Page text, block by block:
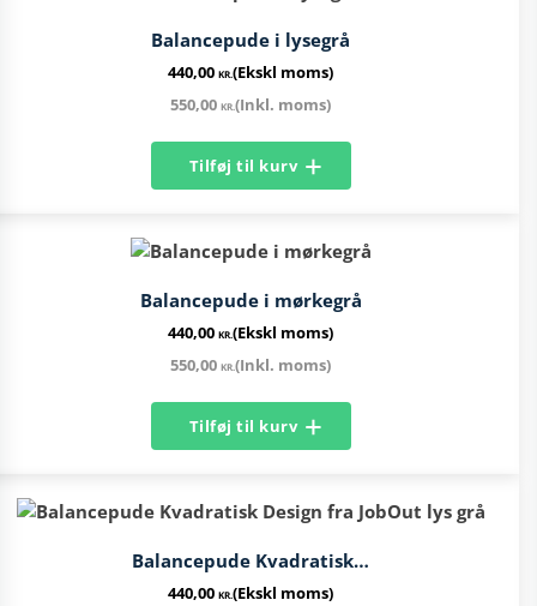
Balancepude​ i lysegrå
440,00 KR.(Ekskl moms)
550,00 KR.(Inkl. moms)
Tilføj til kurv
Balancepude​ i mørkegrå
440,00 KR.(Ekskl moms)
550,00 KR.(Inkl. moms)
Tilføj til kurv
Balancepude Kvadratisk…
440,00 KR.(Ekskl moms)